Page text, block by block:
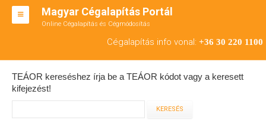
Magyar Cégalapítás Portál
Online Cégalapítás és Cégmódosítás
Cégalapítás info vonal: +36 30 220 1100
BT ALAPÍTÁS
RT ALAPÍTÁS
TEÁOR kereséshez írja be a TEÁOR kódot vagy a keresett
kifejezést!